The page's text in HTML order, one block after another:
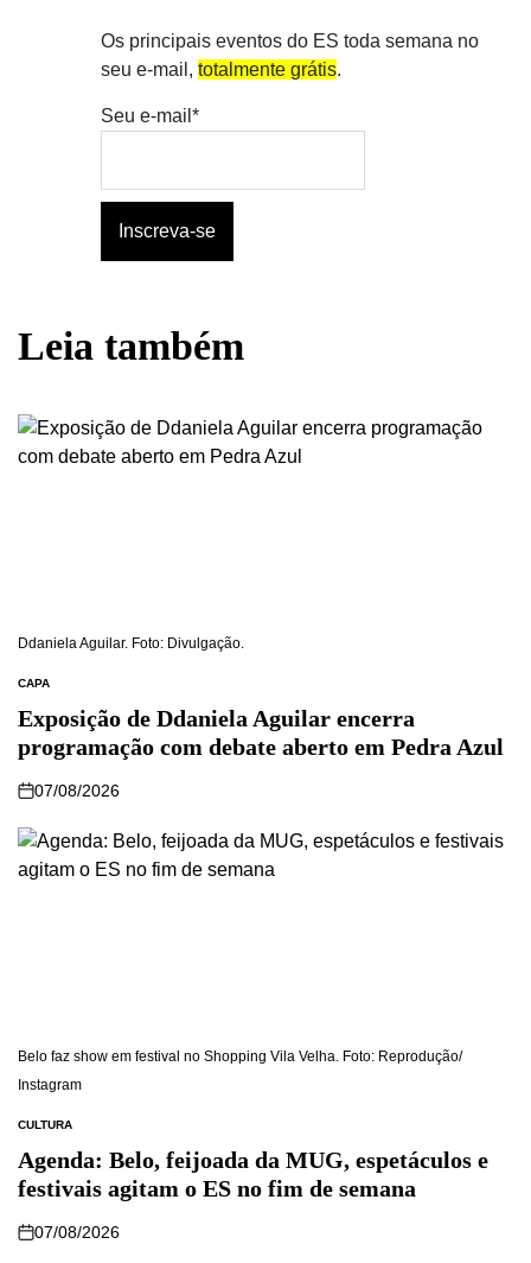
Os principais eventos do ES toda semana no
seu e-mail, totalmente grátis.
Seu e-mail*
Leia também
Ddaniela Aguilar. Foto: Divulgação.
CAPA
Exposição de Ddaniela Aguilar encerra
programação com debate aberto em Pedra Azul
07/08/2026
Belo faz show em festival no Shopping Vila Velha. Foto: Reprodução/
Instagram
CULTURA
Agenda: Belo, feijoada da MUG, espetáculos e
festivais agitam o ES no fim de semana
07/08/2026